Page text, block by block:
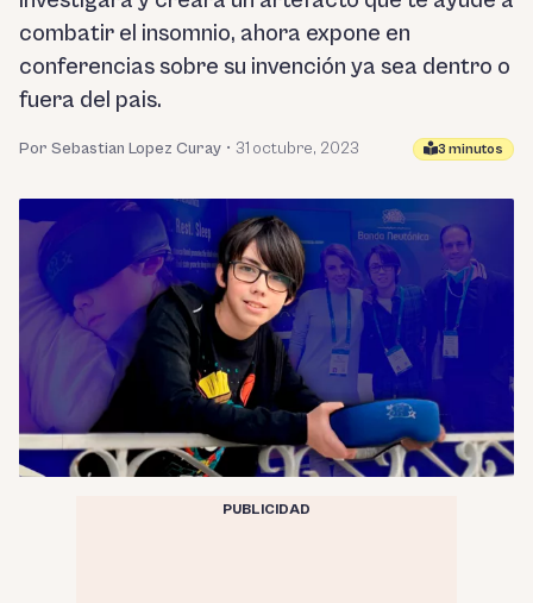
combatir el insomnio, ahora expone en
conferencias sobre su invención ya sea dentro o
fuera del pais.
Por Sebastian Lopez Curay • 31 octubre, 2023 3 minutos
PUBLICIDAD